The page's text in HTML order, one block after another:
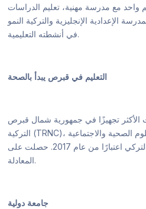
واحد مع مدرسة مهنية، تعليم الدراسات
الإعدادية الإنجليزية والتركية النمو
في أنشطته التعليمية.
التعليم في قبرص يبدأ بالصحة
الأكثر تجهيزًا في جمهورية شمال قبرص
التركية (TRNC)، فقد تم اعتماد جامعة قبرص للعلوم الصحية والاجتماعية
من قبل مجلس التعليم العالي التركي اعتبارًا من عام 2017. حصلت على
المعادلة.
جامعة دولية